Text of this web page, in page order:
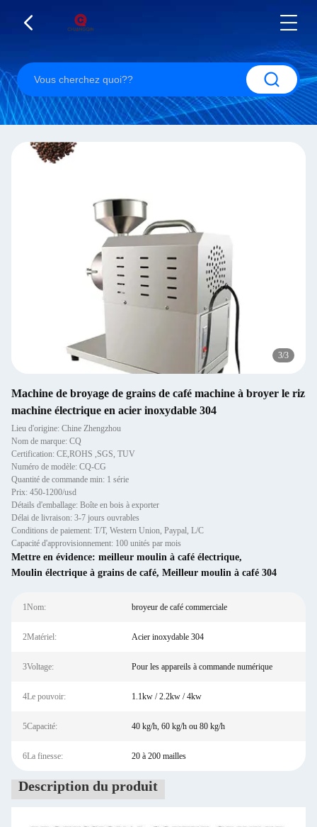
3/3
Machine de broyage de grains de café machine à broyer le riz
machine électrique en acier inoxydable 304
Lieu d'origine: Chine Zhengzhou
Nom de marque: CQ
Certification: CE,ROHS ,SGS, TUV
Numéro de modèle: CQ-CG
Quantité de commande min: 1 série
Prix: 450-1200/usd
Détails d'emballage: Boîte en bois à exporter
Délai de livraison: 3-7 jours ouvrables
Conditions de paiement: T/T, Western Union, Paypal, L/C
Capacité d'approvisionnement: 100 unités par mois
Mettre en évidence: meilleur moulin à café électrique,
Moulin électrique à grains de café, Meilleur moulin à café 304
1Nom: broyeur de café commerciale
2Matériel: Acier inoxydable 304
3Voltage: Pour les appareils à commande numérique
4Le pouvoir: 1.1kw / 2.2kw / 4kw
5Capacité: 40 kg/h, 60 kg/h ou 80 kg/h
6La finesse: 20 à 200 mailles
Description du produit